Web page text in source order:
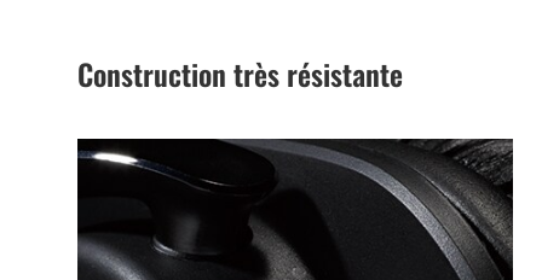
Construction très résistante